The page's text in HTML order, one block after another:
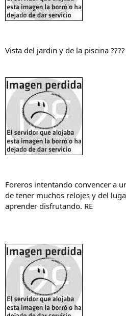
Vista del jardin y de la piscina
Foreros intentando convencer a
de tener muchos relojes y del
aprender disfrutando. RE